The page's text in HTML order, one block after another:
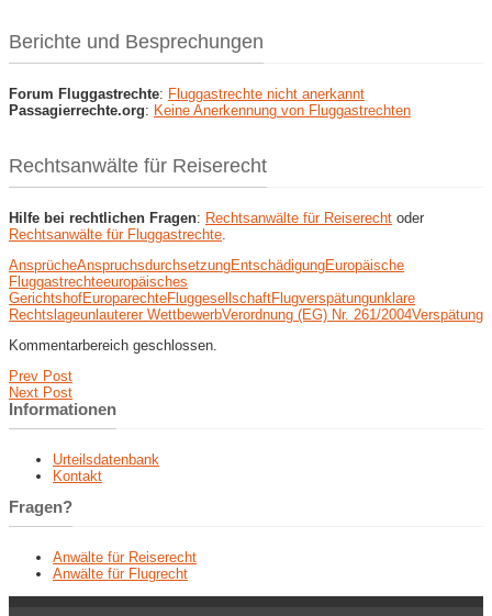
Berichte und Besprechungen
Forum Fluggastrechte: Fluggastrechte nicht anerkannt
Passagierrechte.org: Keine Anerkennung von Fluggastrechten
Rechtsanwälte für Reiserecht
Hilfe bei rechtlichen Fragen: Rechtsanwälte für Reiserecht oder
Rechtsanwälte für Fluggastrechte
AnsprücheAnspruchsdurchsetzungEntschädigungEuropäische
Fluggastrechteeuropäisches
GerichtshofEuroparechteFluggesellschaftFlugverspätungunklare
Rechtslageunlauterer WettbewerbVerordnung (EG) Nr. 261/2004Verspätung
Kommentarbereich geschlossen.
Prev Post
Next Post
Informationen
Urteilsdatenbank
Kontakt
Fragen?
Anwälte für Reiserecht
Anwälte für Flugrecht